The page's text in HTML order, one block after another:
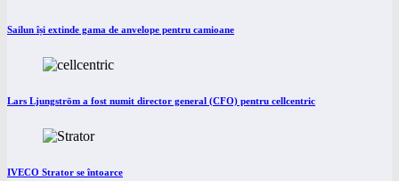
Sailun își extinde gama de anvelope pentru camioane
Lars Ljungström a fost numit director general (CFO) pentru cellcentric
IVECO Strator se întoarce